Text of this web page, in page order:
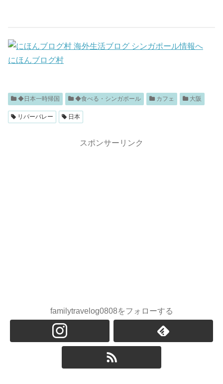
にほんブログ村
◆日本一時帰国 ◆食べる・シンガポール カフェ 大阪
リバーバレー 日本
スポンサーリンク
familytravelog0808をフォローする